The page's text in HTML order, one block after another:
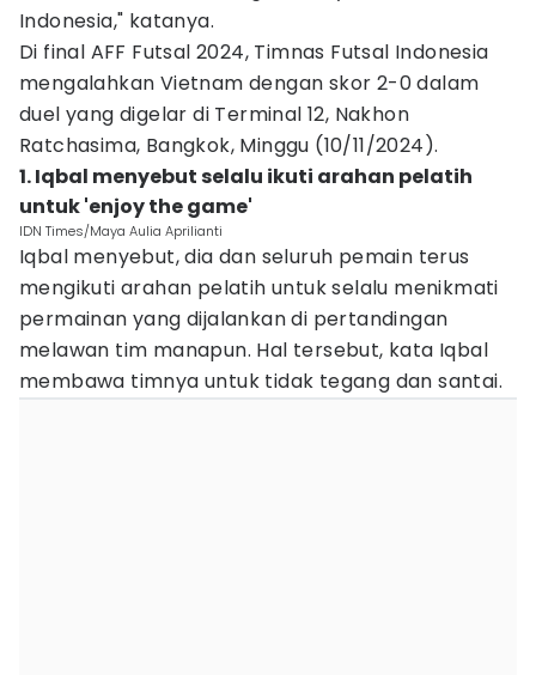
Indonesia," katanya.
Di final AFF Futsal 2024, Timnas Futsal Indonesia
mengalahkan Vietnam dengan skor 2-0 dalam
duel yang digelar di Terminal 12, Nakhon
Ratchasima, Bangkok, Minggu (10/11/2024).
1. Iqbal menyebut selalu ikuti arahan pelatih
untuk 'enjoy the game'
IDN Times/Maya Aulia Aprilianti
Iqbal menyebut, dia dan seluruh pemain terus
mengikuti arahan pelatih untuk selalu menikmati
permainan yang dijalankan di pertandingan
melawan tim manapun. Hal tersebut, kata Iqbal
membawa timnya untuk tidak tegang dan santai.